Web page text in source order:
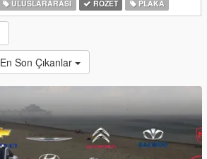
ULUSLARARASI ROZET PLAKA
En Son Çıkanlar